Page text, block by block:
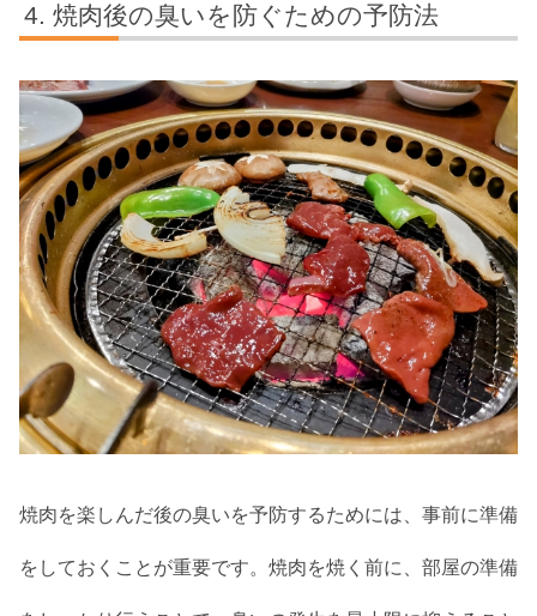
焼肉後の臭いを防ぐための予防法
焼肉を楽しんだ後の臭いを予防するためには、事前に準備
をしておくことが重要です。焼肉を焼く前に、部屋の準備